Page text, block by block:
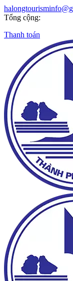
Tổng cộng:
Thanh toán